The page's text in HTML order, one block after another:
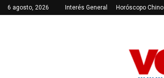
6 agosto, 2026 Interés General Horóscopo Chino